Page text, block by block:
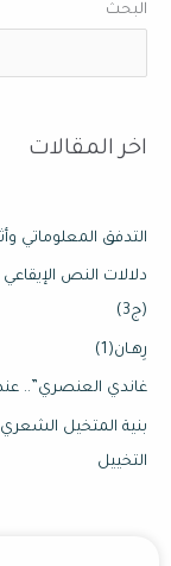
البحث
اخر المقالات
التدفق المعلوماتي
(ج3)
رِهـان(1)
غاندي العنصري”..
بنية المتخيل الشعري
التخييل